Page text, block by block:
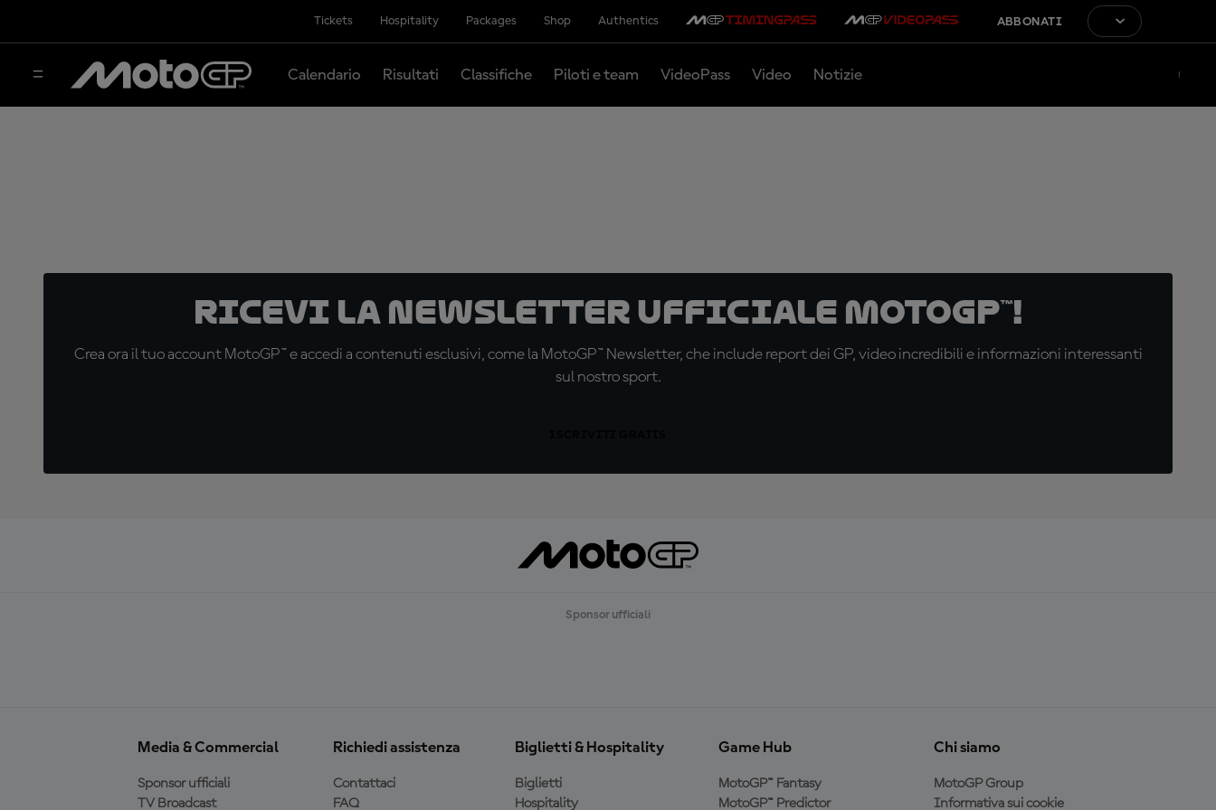
Tickets Hospitality Packages Shop Authentics ABBONATI
Calendario Risultati Classifiche Piloti e team VideoPass Video Notizie
Ricevi la newsletter ufficiale MotoGP™!
Crea ora il tuo account MotoGP™ e accedi a contenuti esclusivi, come la MotoGP™ Newsletter, che include report dei GP, video incredibili e informazioni interessanti
sul nostro sport.
Sponsor ufficiali
Media & Commercial
Sponsor ufficiali
TV Broadcast
Richiedi assistenza
Contattaci
FAQ
Biglietti & Hospitality
Biglietti
Hospitality
Game Hub
MotoGP™ Fantasy
MotoGP™ Predictor
Chi siamo
MotoGP Group
Informativa sui cookie